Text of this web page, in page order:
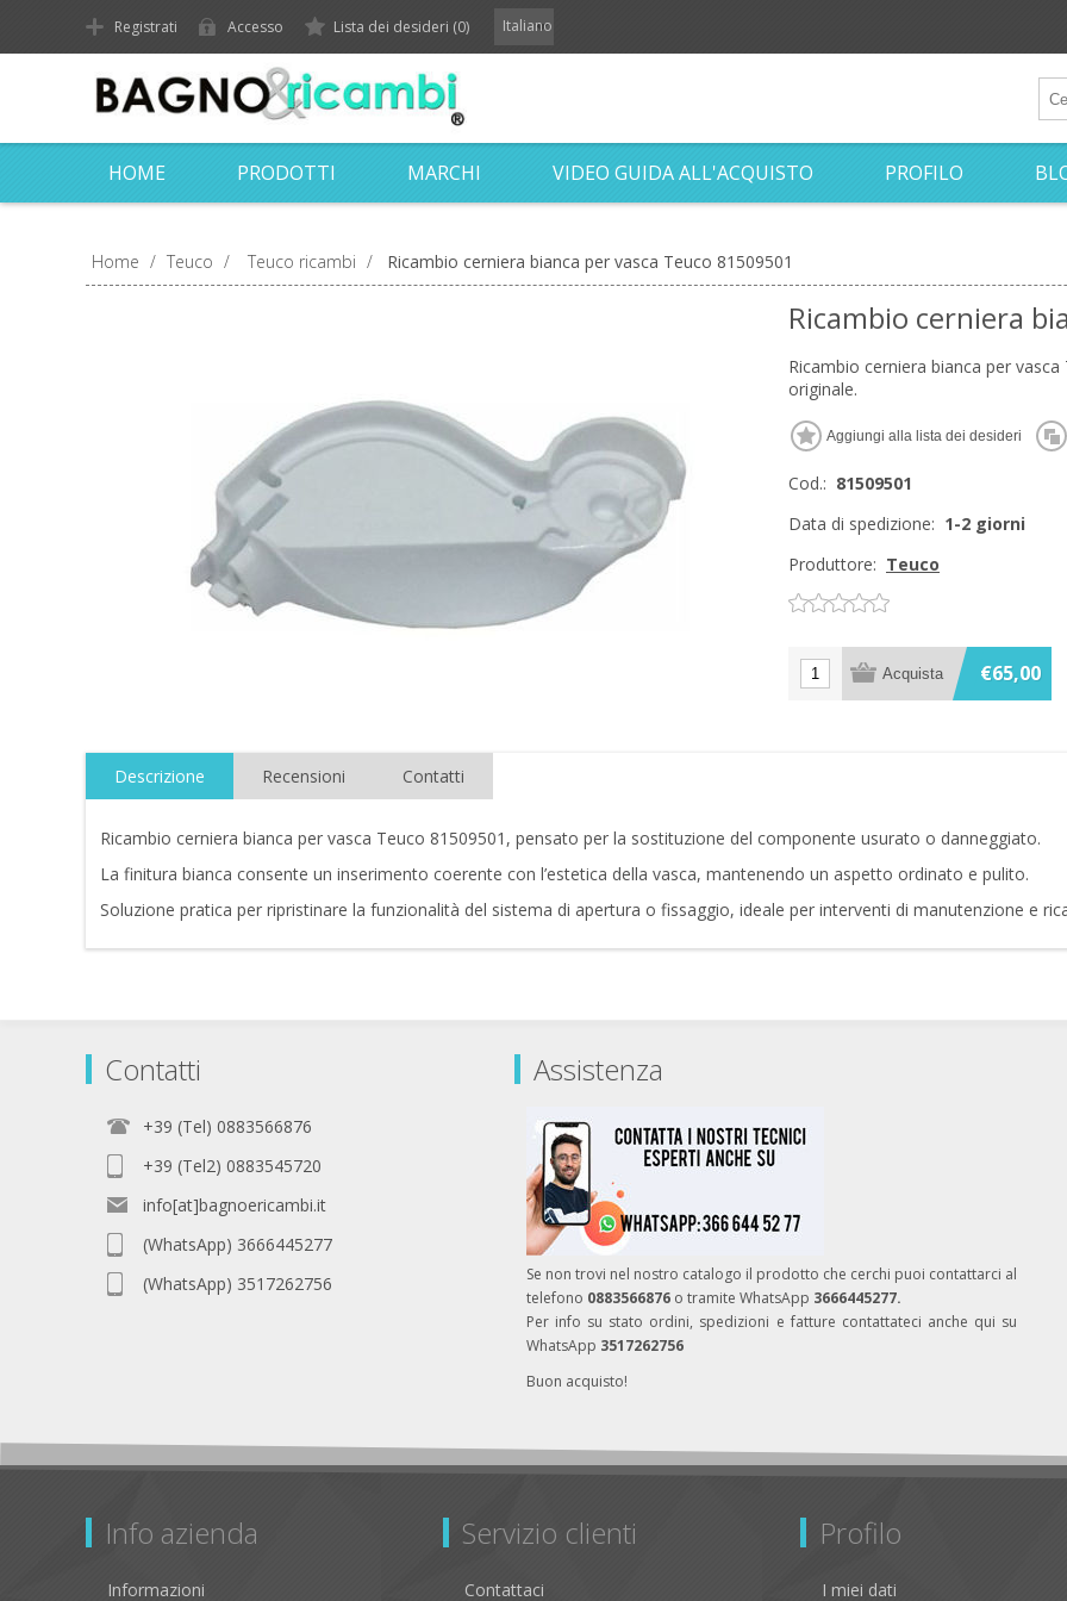
Registrati Accesso Lista dei desideri (0) Italiano
HOME PRODOTTI MARCHI VIDEO GUIDA ALL'ACQUISTO PROFILO
Home / Teuco / Teuco ricambi / Ricambio cerniera bianca per vasca Teuco 81509501
Ricambio cerniera
Ricambio cerniera bianca per
originale.
Cod.: 81509501
Data di spedizione: 1-2 giorni
Produttore: Teuco
€65,00
Descrizione Recensioni Contatti
Ricambio cerniera bianca per vasca Teuco 81509501, pensato per la sostituzione del componente usurato o danneggiato.
La finitura bianca consente un inserimento coerente con l’estetica della vasca, mantenendo un aspetto ordinato e pulito.
Soluzione pratica per ripristinare la funzionalità del sistema di apertura o fissaggio, ideale per interventi di manutenzione e
Contatti
+39 (Tel) 0883566876
+39 (Tel2) 0883545720
info[at]bagnoericambi.it
(WhatsApp) 3666445277
(WhatsApp) 3517262756
Assistenza
Se non trovi nel nostro catalogo il prodotto che cerchi puoi contattarci al
telefono 0883566876 o tramite WhatsApp 3666445277.
Per info su stato ordini, spedizioni e fatture contattateci anche qui su
WhatsApp 3517262756
Buon acquisto!
Info azienda
Informazioni
Servizio clienti
Contattaci
Profilo
I miei dati